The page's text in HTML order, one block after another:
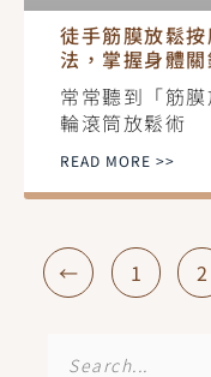
徒手筋膜放鬆
法，掌握身體
常常聽到「筋
輪滾筒放鬆術
READ MORE >>
← 1 2